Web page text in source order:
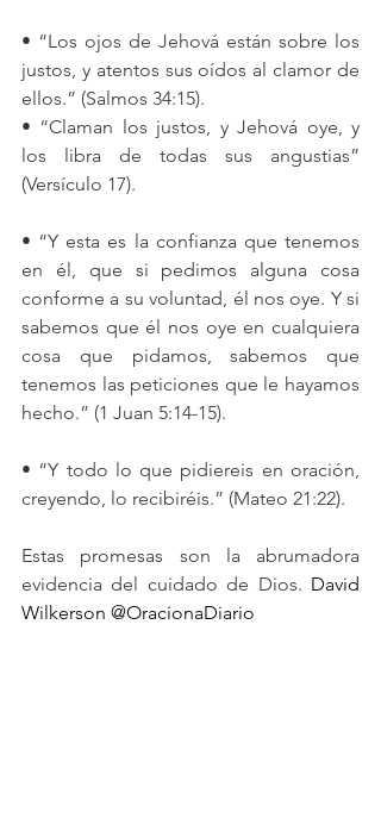
• “Los ojos de Jehová están sobre los
justos, y atentos sus oídos al clamor de
ellos.” (Salmos 34:15).
• “Claman los justos, y Jehová oye, y
los libra de todas sus angustias”
(Versículo 17).
• “Y esta es la confianza que tenemos
en él, que si pedimos alguna cosa
conforme a su voluntad, él nos oye. Y si
sabemos que él nos oye en cualquiera
cosa que pidamos, sabemos que
tenemos las peticiones que le hayamos
hecho.” (1 Juan 5:14-15).
• “Y todo lo que pidiereis en oración,
creyendo, lo recibiréis.” (Mateo 21:22).
Estas promesas son la abrumadora
evidencia del cuidado de Dios. David
Wilkerson @OracionaDiario